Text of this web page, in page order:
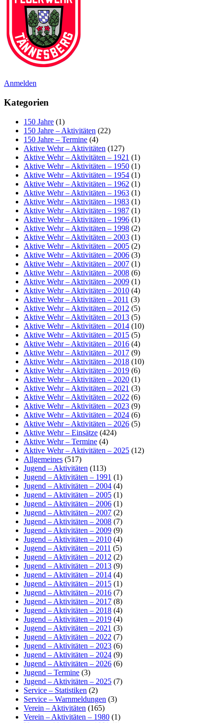
Anmelden
Kategorien
150 Jahre (1)
150 Jahre – Aktivitäten (22)
150 Jahre – Termine (4)
Aktive Wehr – Aktivitäten (127)
Aktive Wehr – Aktivitäten – 1921 (1)
Aktive Wehr – Aktivitäten – 1950 (1)
Aktive Wehr – Aktivitäten – 1954 (1)
Aktive Wehr – Aktivitäten – 1962 (1)
Aktive Wehr – Aktivitäten – 1963 (1)
Aktive Wehr – Aktivitäten – 1983 (1)
Aktive Wehr – Aktivitäten – 1987 (1)
Aktive Wehr – Aktivitäten – 1996 (1)
Aktive Wehr – Aktivitäten – 1998 (2)
Aktive Wehr – Aktivitäten – 2003 (1)
Aktive Wehr – Aktivitäten – 2005 (2)
Aktive Wehr – Aktivitäten – 2006 (3)
Aktive Wehr – Aktivitäten – 2007 (1)
Aktive Wehr – Aktivitäten – 2008 (6)
Aktive Wehr – Aktivitäten – 2009 (1)
Aktive Wehr – Aktivitäten – 2010 (4)
Aktive Wehr – Aktivitäten – 2011 (3)
Aktive Wehr – Aktivitäten – 2012 (5)
Aktive Wehr – Aktivitäten – 2013 (5)
Aktive Wehr – Aktivitäten – 2014 (10)
Aktive Wehr – Aktivitäten – 2015 (5)
Aktive Wehr – Aktivitäten – 2016 (4)
Aktive Wehr – Aktivitäten – 2017 (9)
Aktive Wehr – Aktivitäten – 2018 (10)
Aktive Wehr – Aktivitäten – 2019 (6)
Aktive Wehr – Aktivitäten – 2020 (1)
Aktive Wehr – Aktivitäten – 2021 (3)
Aktive Wehr – Aktivitäten – 2022 (6)
Aktive Wehr – Aktivitäten – 2023 (9)
Aktive Wehr – Aktivitäten – 2024 (6)
Aktive Wehr – Aktivitäten – 2026 (5)
Aktive Wehr – Einsätze (424)
Aktive Wehr – Termine (4)
Aktive Wehr – Aktivitäten – 2025 (12)
Allgemeines (517)
Jugend – Aktivitäten (113)
Jugend – Aktivitäten – 1991 (1)
Jugend – Aktivitäten – 2004 (4)
Jugend – Aktivitäten – 2005 (1)
Jugend – Aktivitäten – 2006 (1)
Jugend – Aktivitäten – 2007 (2)
Jugend – Aktivitäten – 2008 (7)
Jugend – Aktivitäten – 2009 (9)
Jugend – Aktivitäten – 2010 (4)
Jugend – Aktivitäten – 2011 (5)
Jugend – Aktivitäten – 2012 (2)
Jugend – Aktivitäten – 2013 (9)
Jugend – Aktivitäten – 2014 (4)
Jugend – Aktivitäten – 2015 (1)
Jugend – Aktivitäten – 2016 (7)
Jugend – Aktivitäten – 2017 (8)
Jugend – Aktivitäten – 2018 (4)
Jugend – Aktivitäten – 2019 (4)
Jugend – Aktivitäten – 2021 (3)
Jugend – Aktivitäten – 2022 (7)
Jugend – Aktivitäten – 2023 (6)
Jugend – Aktivitäten – 2024 (9)
Jugend – Aktivitäten – 2026 (6)
Jugend – Termine (3)
Jugend – Aktivitäten – 2025 (7)
Service – Statistiken (2)
Service – Warnmeldungen (3)
Verein – Aktivitäten (165)
Verein – Aktivitäten – 1980 (1)